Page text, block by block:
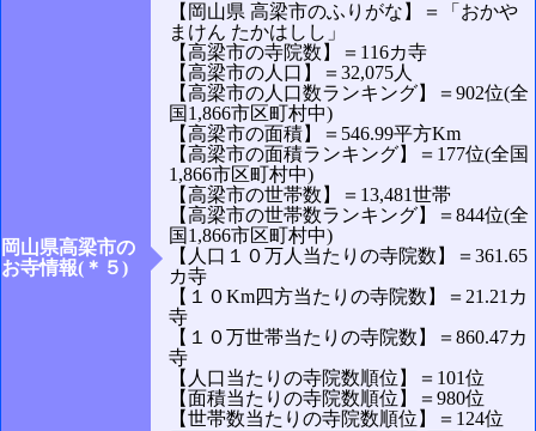
岡山県高梁市の
お寺情報(＊５)
【岡山県 高梁市のふりがな】＝「おかや
まけん たかはしし」
【高梁市の寺院数】＝116カ寺
【高梁市の人口】＝32,075人
【高梁市の人口数ランキング】＝902位(全
国1,866市区町村中)
【高梁市の面積】＝546.99平方Km
【高梁市の面積ランキング】＝177位(全国
1,866市区町村中)
【高梁市の世帯数】＝13,481世帯
【高梁市の世帯数ランキング】＝844位(全
国1,866市区町村中)
【人口１０万人当たりの寺院数】＝361.65
カ寺
【１０Km四方当たりの寺院数】＝21.21カ
寺
【１０万世帯当たりの寺院数】＝860.47カ
寺
【人口当たりの寺院数順位】＝101位
【面積当たりの寺院数順位】＝980位
【世帯数当たりの寺院数順位】＝124位